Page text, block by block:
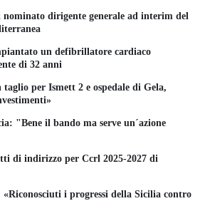
nominato dirigente generale ad interim del
un defibrillatore cardiaco
di 32 anni
taglio per Ismett 2 e ospedale di Gela,
"Bene il bando ma serve un´azione
di indirizzo per Ccrl 2025-2027 di
i progressi della Sicilia contro